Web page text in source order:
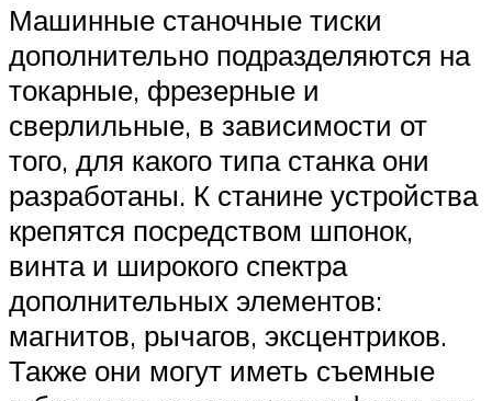
Машинные станочные тиски
дополнительно подразделяются на
токарные, фрезерные и
сверлильные, в зависимости от
того, для какого типа станка они
разработаны. К станине устройства
крепятся посредством шпонок,
винта и широкого спектра
дополнительных элементов:
магнитов, рычагов, эксцентриков.
Также они могут иметь съемные